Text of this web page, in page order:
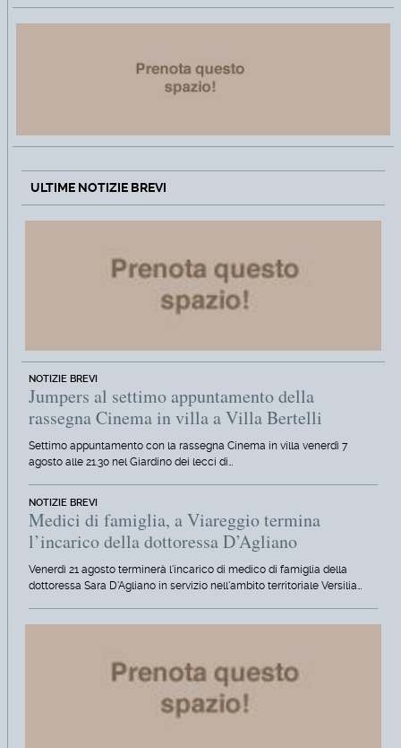
ULTIME NOTIZIE BREVI
NOTIZIE BREVI
Jumpers al settimo appuntamento della
rassegna Cinema in villa a Villa Bertelli
Settimo appuntamento con la rassegna Cinema in villa venerdì 7
agosto alle 21.30 nel Giardino dei lecci di…
NOTIZIE BREVI
Medici di famiglia, a Viareggio termina
l’incarico della dottoressa D’Agliano
Venerdì 21 agosto terminerà l'incarico di medico di famiglia della
dottoressa Sara D'Agliano in servizio nell'ambito territoriale Versilia…